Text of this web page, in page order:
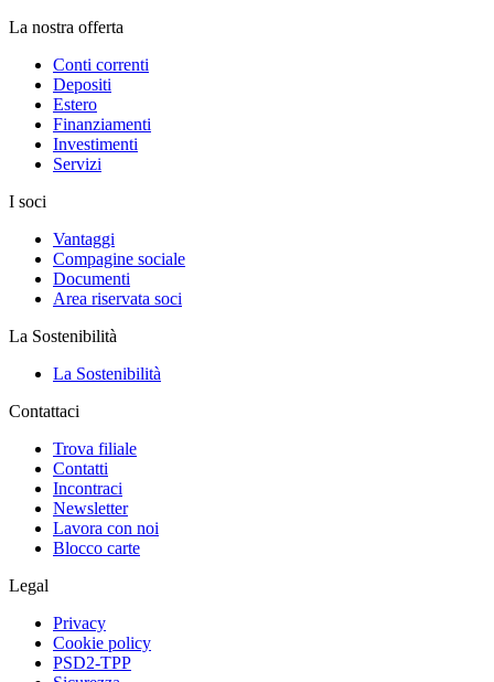
La nostra offerta
Conti correnti
Depositi
Estero
Finanziamenti
Investimenti
Servizi
I soci
Vantaggi
Compagine sociale
Documenti
Area riservata soci
La Sostenibilità
La Sostenibilità
Contattaci
Trova filiale
Contatti
Incontraci
Newsletter
Lavora con noi
Blocco carte
Legal
Privacy
Cookie policy
PSD2-TPP